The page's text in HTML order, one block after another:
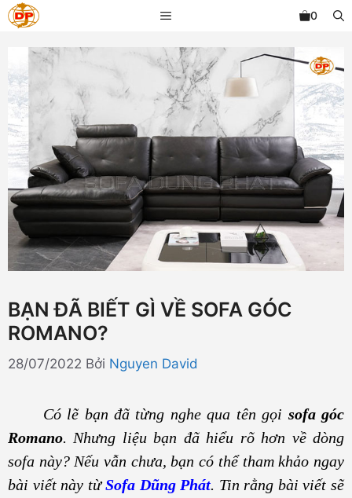
Chuyển
đến
MENU 0
BẠN ĐÃ BIẾT GÌ VỀ SOFA GÓC
ROMANO?
28/07/2022 Bởi Nguyen David
Có lẽ bạn đã từng nghe qua tên gọi sofa góc
Romano. Nhưng liệu bạn đã hiểu rõ hơn về dòng
sofa này? Nếu vẫn chưa, bạn có thể tham khảo ngay
bài viết này từSofa Dũng Phát. Tin rằng bài viết sẽ